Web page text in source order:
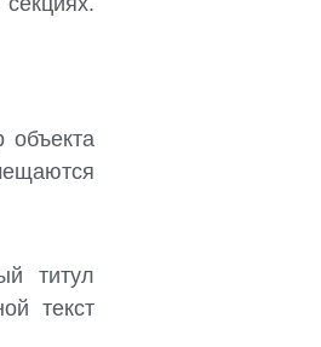
объекта
титул
текст